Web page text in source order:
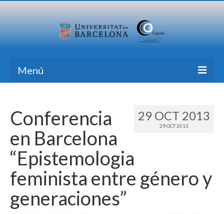
Menú
Investigación
Formación
Transferencia
Publicaciones
Todas las Noticias
29 OCT 2013
29 OCT 2013
Conferencia
en Barcelona
“Epistemologia
feminista entre género y
generaciones”